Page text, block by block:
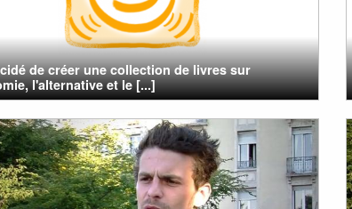
de créer une collection de livres sur
l'alternative et le [...]